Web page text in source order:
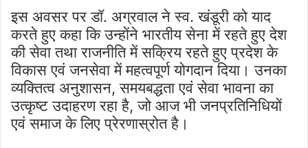
इस अवसर पर डॉ. अग्रवाल ने स्व. खंडूरी को याद
करते हुए कहा कि उन्होंने भारतीय सेना में रहते हुए देश
की सेवा तथा राजनीति में सक्रिय रहते हुए प्रदेश के
विकास एवं जनसेवा में महत्वपूर्ण योगदान दिया। उनका
व्यक्तित्व अनुशासन, समयबद्धता एवं सेवा भावना का
उत्कृष्ट उदाहरण रहा है, जो आज भी जनप्रतिनिधियों
एवं समाज के लिए प्रेरणास्रोत है।